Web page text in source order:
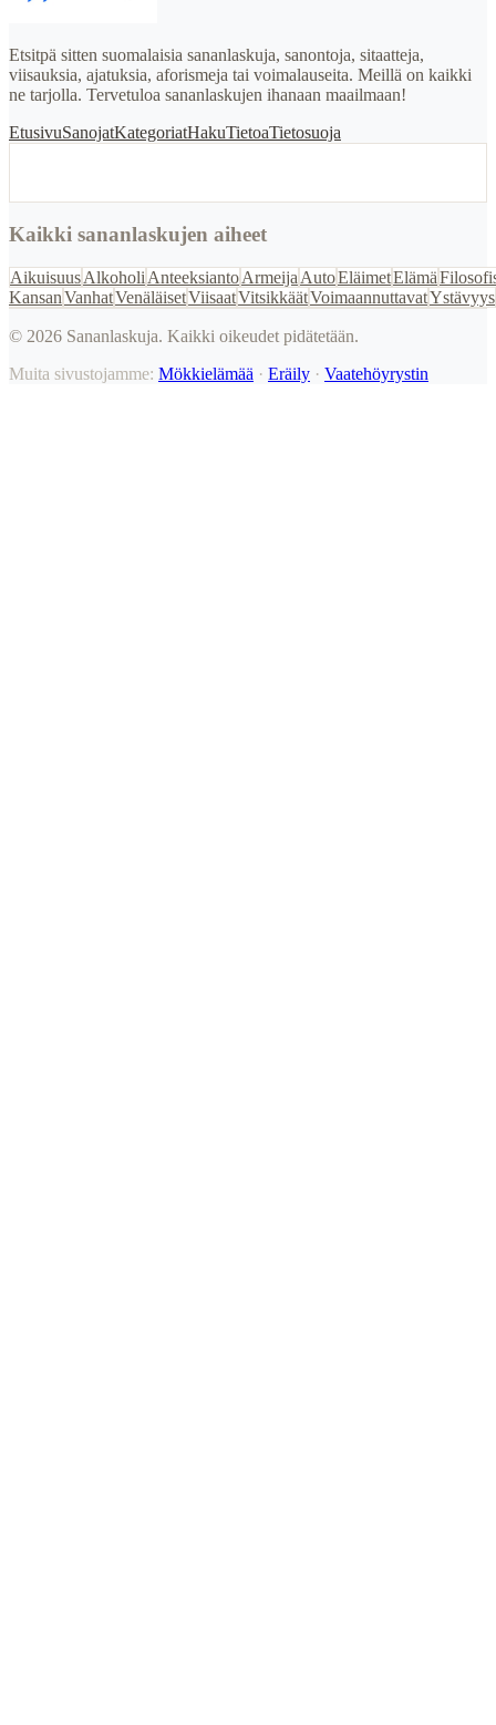
Etsitpä sitten suomalaisia sananlaskuja, sanontoja, sitaatteja,
viisauksia, ajatuksia, aforismeja tai voimalauseita. Meillä on kaikki
ne tarjolla. Tervetuloa sananlaskujen ihanaan maailmaan!
EtusivuSanojatKategoriatHakuTietoaTietosuoja
Kaikki sananlaskujen aiheet
AikuisuusAlkoholi AnteeksiantoArmeija AutoEläimetElämä
KansanVanhatVenäläisetViisaatVitsikkäätVoimaannuttavatYstävyys
© 2026 Sananlaskuja. Kaikki oikeudet pidätetään.
Muita sivustojamme: Mökkielämää · Eräily · Vaatehöyrystin